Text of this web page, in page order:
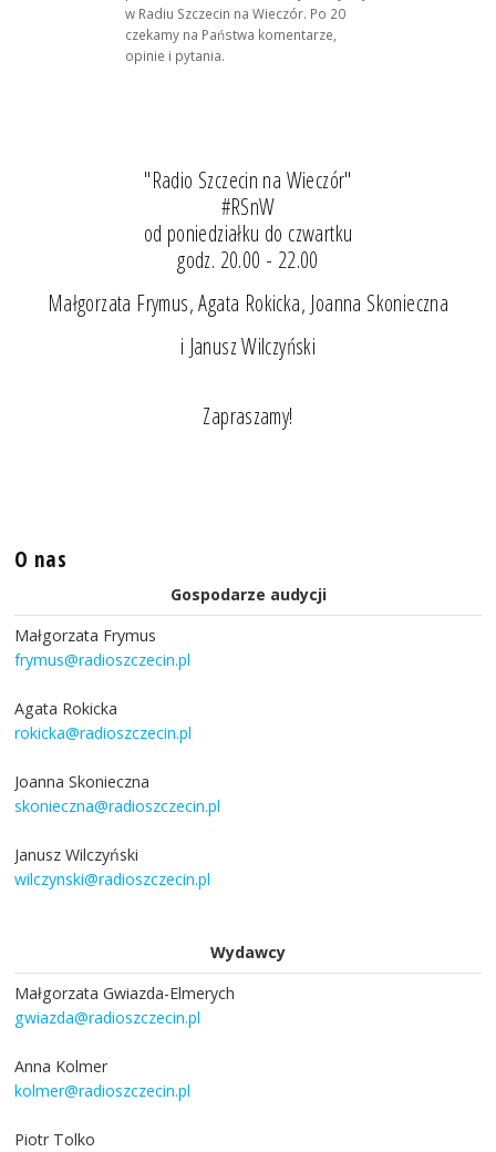
w Radiu Szczecin na Wieczór. Po 20
czekamy na Państwa komentarze,
opinie i pytania.
"Radio Szczecin na Wieczór"
#RSnW
od poniedziałku do czwartku
godz. 20.00 - 22.00
Małgorzata Frymus, Agata Rokicka, Joanna Skonieczna
i Janusz Wilczyński
Zapraszamy!
O nas
Gospodarze audycji
Małgorzata Frymus
frymus@radioszczecin.pl
Agata Rokicka
rokicka@radioszczecin.pl
Joanna Skonieczna
skonieczna@radioszczecin.pl
Janusz Wilczyński
wilczynski@radioszczecin.pl
Wydawcy
Małgorzata Gwiazda-Elmerych
gwiazda@radioszczecin.pl
Anna Kolmer
kolmer@radioszczecin.pl
Piotr Tolko